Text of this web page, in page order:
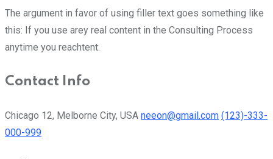
The argument in favor of using filler text goes something like
this: If you use arey real content in the Consulting Process
anytime you reachtent.
Contact Info
Chicago 12, Melborne City, USA neeon@gmail.com (123)-333-
000-999